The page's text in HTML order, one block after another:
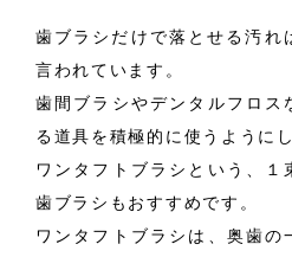
歯ブラシだけで落とせる汚れ
言われています。
歯間ブラシやデンタルフロス
る道具を積極的に使うように
ワンタフトブラシという、１
歯ブラシもおすすめです。
ワンタフトブラシは、奥歯の